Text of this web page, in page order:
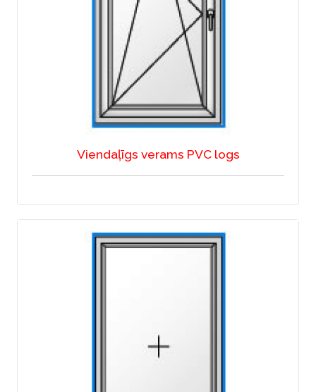
Viendaļīgs verams PVC logs